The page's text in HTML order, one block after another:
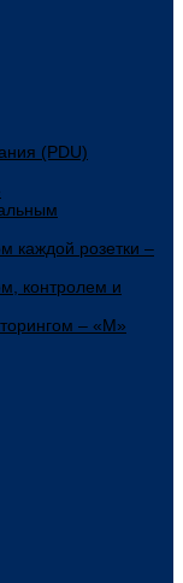
(PDU)
каждой розетки –
контролем и
– «М»